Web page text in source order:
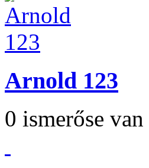
Arnold 123
0 ismerőse van